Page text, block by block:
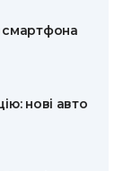
смартфона
нові авто